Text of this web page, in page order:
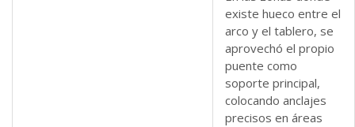
existe hueco entre el
arco y el tablero, se
aprovechó el propio
puente como
soporte principal,
colocando anclajes
precisos en áreas